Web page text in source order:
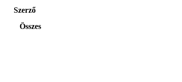
Szerző
Összes